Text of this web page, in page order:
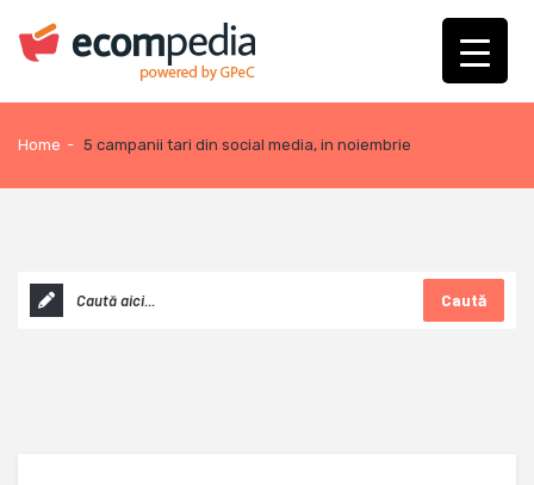
Home - 5 campanii tari din social media, in noiembrie
Caută